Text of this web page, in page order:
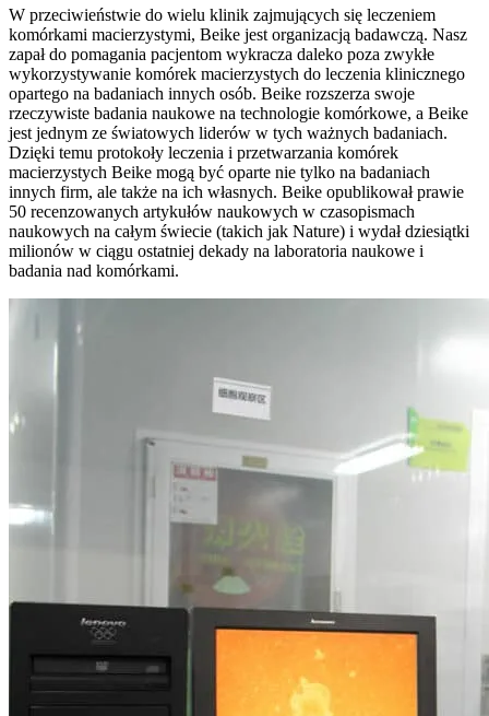
W przeciwieństwie do wielu klinik zajmujących się leczeniem
komórkami macierzystymi, Beike jest organizacją badawczą. Nasz
zapał do pomagania pacjentom wykracza daleko poza zwykłe
wykorzystywanie komórek macierzystych do leczenia klinicznego
opartego na badaniach innych osób. Beike rozszerza swoje
rzeczywiste badania naukowe na technologie komórkowe, a Beike
jest jednym ze światowych liderów w tych ważnych badaniach.
Dzięki temu protokoły leczenia i przetwarzania komórek
macierzystych Beike mogą być oparte nie tylko na badaniach
innych firm, ale także na ich własnych. Beike opublikował prawie
50 recenzowanych artykułów naukowych w czasopismach
naukowych na całym świecie (takich jak Nature) i wydał dziesiątki
milionów w ciągu ostatniej dekady na laboratoria naukowe i
badania nad komórkami.